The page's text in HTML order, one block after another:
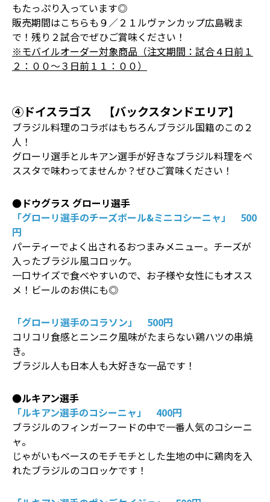
もたっぷり入っています◎
販売期間はこちらも９／２１ルヴァンカップ広島戦ま
で！残り２試合でぜひご賞味ください！
※モバイルオーダー対象商品（注文期間：試合４日前１
２：００～３日前１１：００）
④ドイスラゴス 【バックスタンドエリア】
ブラジル料理のコラボはもちろんブラジル国籍のこの２
人！
グローリ選手とルキアン選手が好きなブラジル料理をベ
ススタで味わってませんか？ぜひご賞味ください！
●ドウグラス グローリ選手
「グローリ選手のチーズボール&ミニコシーニャ」 500
円
パーティーでよく出されるおつまみメニュー。チーズが
入ったブラジル風コロッケ。
一口サイズで食べやすいので、お子様や女性にもオスス
メ！ビールのお供にも◎
「グローリ選手のコラソン」 500円
コリコリ食感とニンニク風味がたまらない鶏ハツの串焼
き。
ブラジル人も日本人も大好きな一品です！
●ルキアン選手
「ルキアン選手のコシーニャ」 400円
ブラジルのフィンガーフードの中で一番人気のコシーニ
ャ。
じゃがいもベースのモチモチとした生地の中に鶏肉を入
れたブラジルのコロッケです！